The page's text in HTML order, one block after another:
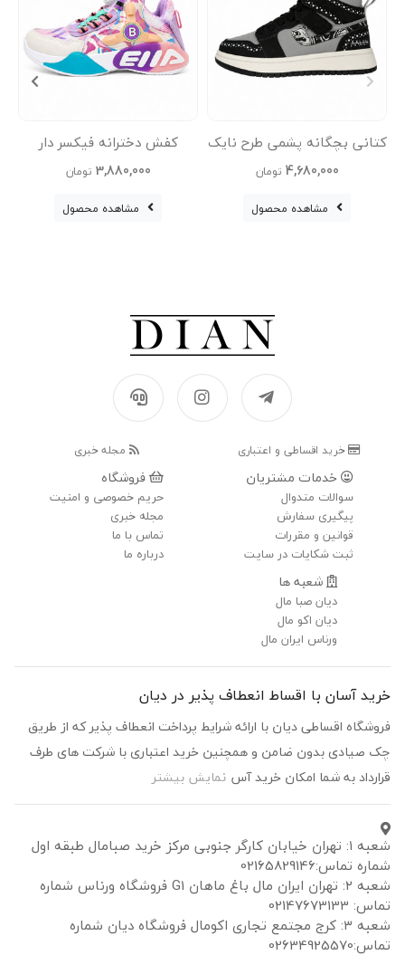
کتانی بچگانه پشمی طرح نایک
Nike Jordan
4,680,000 تومان
مشاهده محصول
کفش دخترانه فیکسر دار
وارداتی
3,880,000 تومان
مشاهده محصول
خرید اقساطی و اعتباری مجله خبری
خدمات مشتریان
سوالات متدوال
پیگیری سفارش
قوانین و مقررات
ثبت شکایات در سایت
فروشگاه
حریم خصوصی و امنیت
مجله خبری
تماس با ما
درباره ما
شعبه ها
دیان صبا مال
دیان اکو مال
ورناس ایران مال
خرید آسان با اقساط انعطاف پذیر در دیان
فروشگاه اقساطی دیان با ارائه شرایط پرداخت انعطاف پذیر که از طریق
چک صیادی بدون ضامن و همچنین خرید اعتباری با شرکت های طرف
قرارداد به شما امکان خرید آس نمایش بیشتر
شعبه ۱: تهران خیابان کارگر جنوبی مرکز خرید صبامال طبقه اول
شماره تماس:02165829146
شعبه ۲: تهران ایران مال باغ ماهان G1 فروشگاه ورناس شماره
تماس: 02147673133
شعبه ۳: کرج مجتمع تجاری اکومال فروشگاه دیان شماره
تماس:02634925570